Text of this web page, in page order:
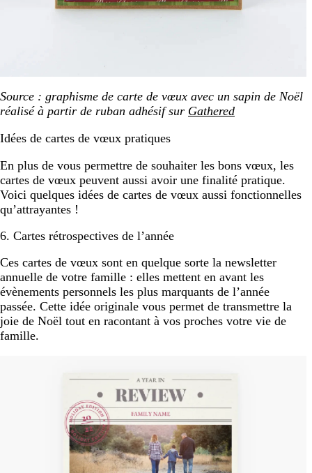
Source : graphisme de carte de vœux avec un sapin de Noël
réalisé à partir de ruban adhésif sur Gathered
Idées de cartes de vœux pratiques
En plus de vous permettre de souhaiter les bons vœux, les
cartes de vœux peuvent aussi avoir une finalité pratique.
Voici quelques idées de cartes de vœux aussi fonctionnelles
qu’attrayantes !
6. Cartes rétrospectives de l’année
Ces cartes de vœux sont en quelque sorte la newsletter
annuelle de votre famille : elles mettent en avant les
évènements personnels les plus marquants de l’année
passée. Cette idée originale vous permet de transmettre la
joie de Noël tout en racontant à vos proches votre vie de
famille.